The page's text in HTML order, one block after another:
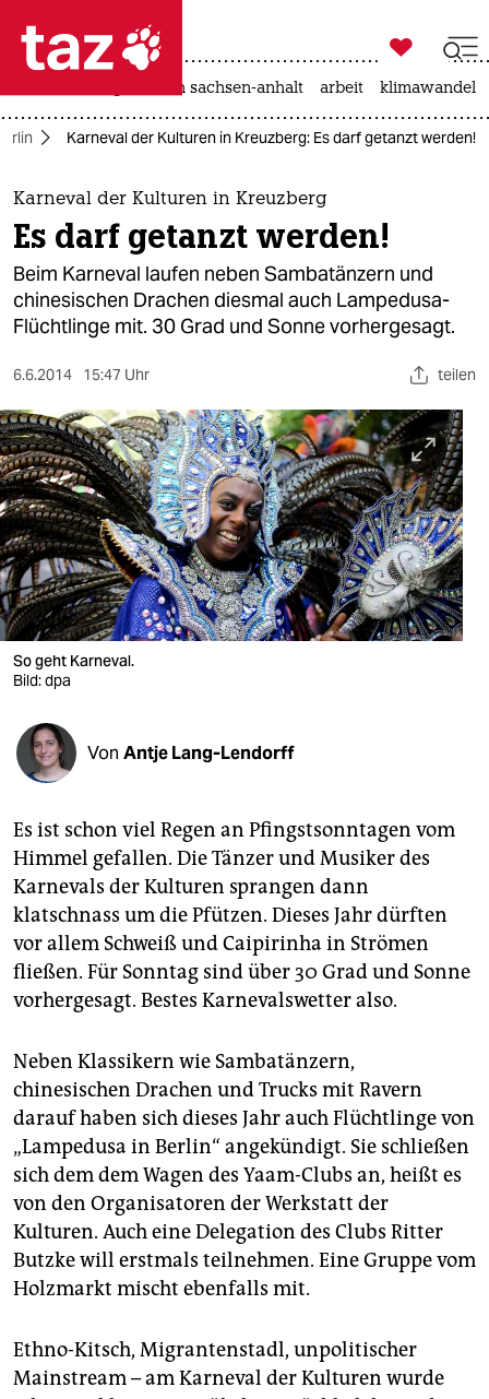
 taz zahl ich
taz zahl ich
themen
politik
öko
gesellschaft
sport
berlin
nord
wahrheit
verlag
verlag
veranstaltungen
shop
unterstützen
abo
genossenschaft
epaper login

taz zahl ich
landtagswahl in sachsen-anhalt arbeit klimawandel
Karneval der Kulturen in Kreuzberg: Es darf getanzt werden!
Karneval der Kulturen in Kreuzberg
Es darf getanzt werden!
Beim Karneval laufen neben Sambatänzern und
chinesischen Drachen diesmal auch Lampedusa-
Flüchtlinge mit. 30 Grad und Sonne vorhergesagt.
6.6.2014 15:47 Uhr teilen
So geht Karneval.
Bild: dpa
Von Antje Lang-Lendorff
Es ist schon viel Regen an Pfingstsonntagen vom
Himmel gefallen. Die Tänzer und Musiker des
Karnevals der Kulturen sprangen dann
klatschnass um die Pfützen. Dieses Jahr dürften
vor allem Schweiß und Caipirinha in Strömen
fließen. Für Sonntag sind über 30 Grad und Sonne
vorhergesagt. Bestes Karnevalswetter also.
Neben Klassikern wie Sambatänzern,
chinesischen Drachen und Trucks mit Ravern
darauf haben sich dieses Jahr auch Flüchtlinge von
„Lampedusa in Berlin“ angekündigt. Sie schließen
sich dem dem Wagen des Yaam-Clubs an, heißt es
von den Organisatoren der Werkstatt der
Kulturen. Auch eine Delegation des Clubs Ritter
Butzke will erstmals teilnehmen. Eine Gruppe vom
Holzmarkt mischt ebenfalls mit.
Ethno-Kitsch, Migrantenstadl, unpolitischer
Mainstream – am Karneval der Kulturen wurde